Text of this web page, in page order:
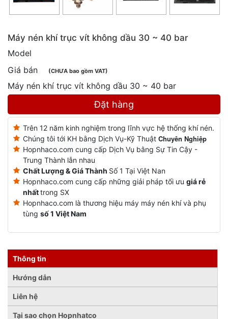
Máy nén khí trục vít không dầu 30 ~ 40 bar
Model
Giá bán
(CHƯA bao gồm VAT)
Máy nén khí trục vít không dầu 30 ~ 40 bar
Đặt hàng
Trên 12 năm kinh nghiệm trong lĩnh vực hệ thống khí nén.
Chúng tôi tới KH bằng Dịch Vụ-Kỹ Thuật Chuyên Nghiệp
Hopnhaco.com cung cấp Dịch Vụ bằng Sự Tin Cậy -
Trung Thành lẫn nhau
Chất Lượng & Giá Thành Số 1 Tại Việt Nan
Hopnhaco.com cung cấp những giải pháp tối ưu giá rẻ
nhấttrong SX
Hopnhaco.com là thương hiệu máy máy nén khí và phụ
tùng số 1 Việt Nam
Thông tin
Hướng dẫn
Liên hệ
Tại sao chọn Hopnhatco